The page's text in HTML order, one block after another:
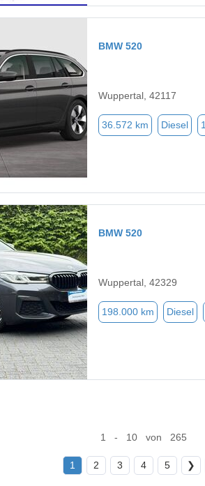
BMW 520
Wuppertal, 42117
36.572 km Diesel
BMW 520
Wuppertal, 42329
198.000 km Diesel
1 - 10 von 265
1 2 3 4 5 ❯